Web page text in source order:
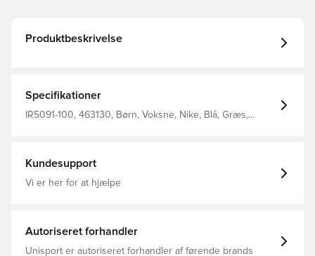
Produktbeskrivelse
Specifikationer
IR5091-100, 463130, Børn, Voksne, Nike, Blå, Græs,
Kundesupport
Vi er her for at hjælpe
Autoriseret forhandler
Unisport er autoriseret forhandler af førende brands